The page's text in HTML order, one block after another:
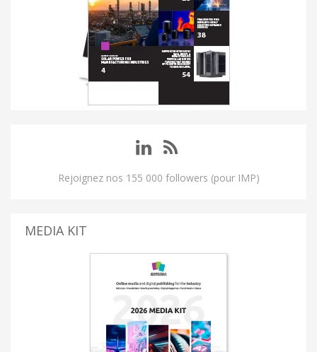
Rejoignez nos 155 000 followers (pour IMP)
MEDIA KIT